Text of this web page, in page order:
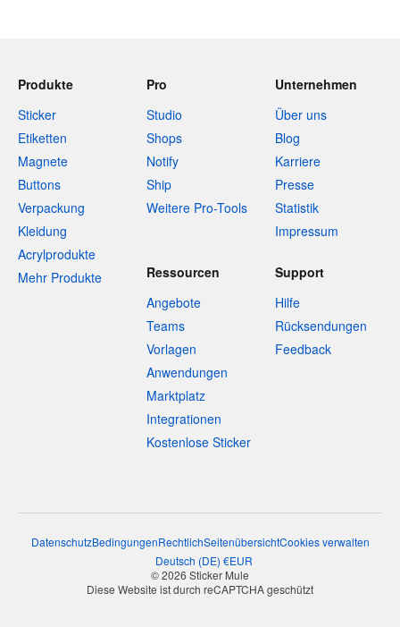
Produkte
Sticker
Etiketten
Magnete
Buttons
Verpackung
Kleidung
Acrylprodukte
Mehr Produkte
Pro
Studio
Shops
Notify
Ship
Weitere Pro-Tools
Unternehmen
Über uns
Blog
Karriere
Presse
Statistik
Impressum
Ressourcen
Angebote
Teams
Vorlagen
Anwendungen
Marktplatz
Integrationen
Kostenlose Sticker
Support
Hilfe
Rücksendungen
Feedback
DatenschutzBedingungenRechtlichSeitenübersichtCookies verwalten
Deutsch (DE) €EUR
© 2026 Sticker Mule
Diese Website ist durch reCAPTCHA geschützt